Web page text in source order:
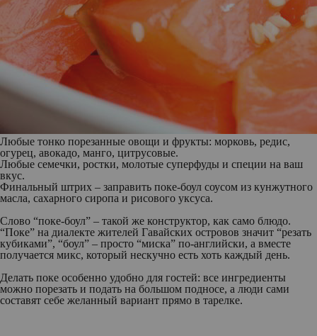
Любые тонко порезанные овощи и фрукты: морковь, редис,
огурец, авокадо, манго, цитрусовые.
Любые семечки, ростки, молотые суперфуды и специи на ваш
вкус.
Финальный штрих – заправить поке-боул соусом из кунжутного
масла, сахарного сиропа и рисового уксуса.
Слово “поке-боул” – такой же конструктор, как само блюдо.
“Поке” на диалекте жителей Гавайских островов значит “резать
кубиками”, “боул” – просто “миска” по-английски, а вместе
получается микс, который нескучно есть хоть каждый день.
Делать поке особенно удобно для гостей: все ингредиенты
можно порезать и подать на большом подносе, а люди сами
составят себе желанный вариант прямо в тарелке.